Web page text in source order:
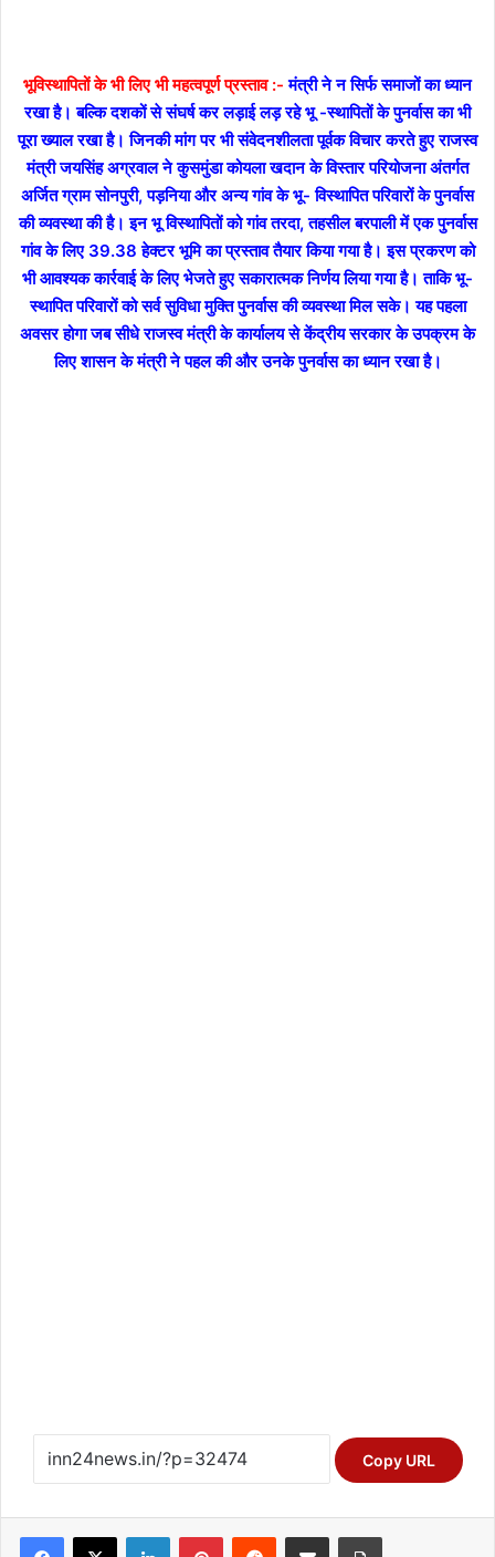
भूविस्थापितों के भी लिए भी महत्वपूर्ण प्रस्ताव :-मंत्री ने न सिर्फ समाजों का ध्यान
रखा है। बल्कि दशकों से संघर्ष कर लड़ाई लड़ रहे भू -स्थापितों के पुनर्वास का भी
पूरा ख्याल रखा है। जिनकी मांग पर भी संवेदनशीलता पूर्वक विचार करते हुए राजस्व
मंत्री जयसिंह अग्रवाल ने कुसमुंडा कोयला खदान के विस्तार परियोजना अंतर्गत
अर्जित ग्राम सोनपुरी, पड़निया और अन्य गांव के भू- विस्थापित परिवारों के पुनर्वास
की व्यवस्था की है। इन भू विस्थापितों को गांव तरदा, तहसील बरपाली में एक पुनर्वास
गांव के लिए 39.38 हेक्टर भूमि का प्रस्ताव तैयार किया गया है। इस प्रकरण को
भी आवश्यक कार्रवाई के लिए भेजते हुए सकारात्मक निर्णय लिया गया है। ताकि भू-
स्थापित परिवारों को सर्व सुविधा मुक्ति पुनर्वास की व्यवस्था मिल सके। यह पहला
अवसर होगा जब सीधे राजस्व मंत्री के कार्यालय से केंद्रीय सरकार के उपक्रम के
लिए शासन के मंत्री ने पहल की और उनके पुनर्वास का ध्यान रखा है।
Copy URL
Facebook
X LinkedInPinterestReddit Share via Email Print